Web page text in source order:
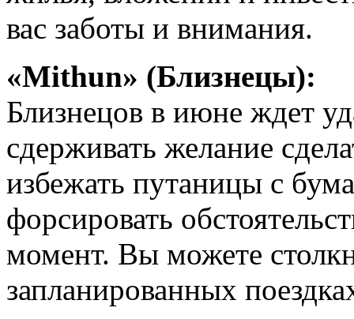
вас заботы и внимания.
«Mithun» (Близнецы):
Близнецов в июне ждет
сдерживать желание
избежать путаницы с
форсировать
момент. Вы можете
запланированных